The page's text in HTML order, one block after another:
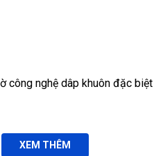
công nghệ dâp khuôn đặc biệt
XEM THÊM